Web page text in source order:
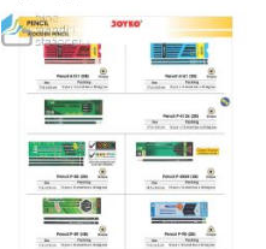
TO
WISH
LIST
COMPARE